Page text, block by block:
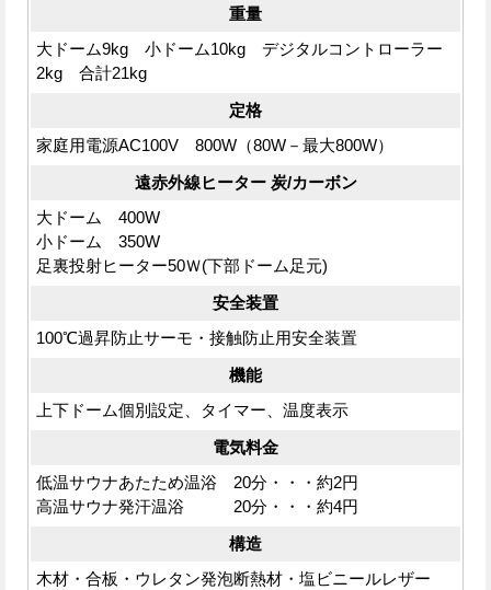
重量
大ドーム9kg 小ドーム10kg デジタルコントローラー
2kg 合計21kg
定格
家庭用電源AC100V 800W（80W－最大800W）
遠赤外線ヒーター 炭/カーボン
大ドーム 400W
小ドーム 350W
足裏投射ヒーター50Ｗ(下部ドーム足元)
安全装置
100℃過昇防止サーモ・接触防止用安全装置
機能
上下ドーム個別設定、タイマー、温度表示
電気料金
低温サウナあたため温浴 20分・・・約2円
高温サウナ発汗温浴 20分・・・約4円
構造
木材・合板・ウレタン発泡断熱材・塩ビニールレザー